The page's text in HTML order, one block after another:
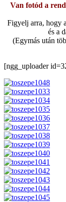
Van fotód a
Figyelj arra, hogy
és a
(Egymás után
[ngg_uploader